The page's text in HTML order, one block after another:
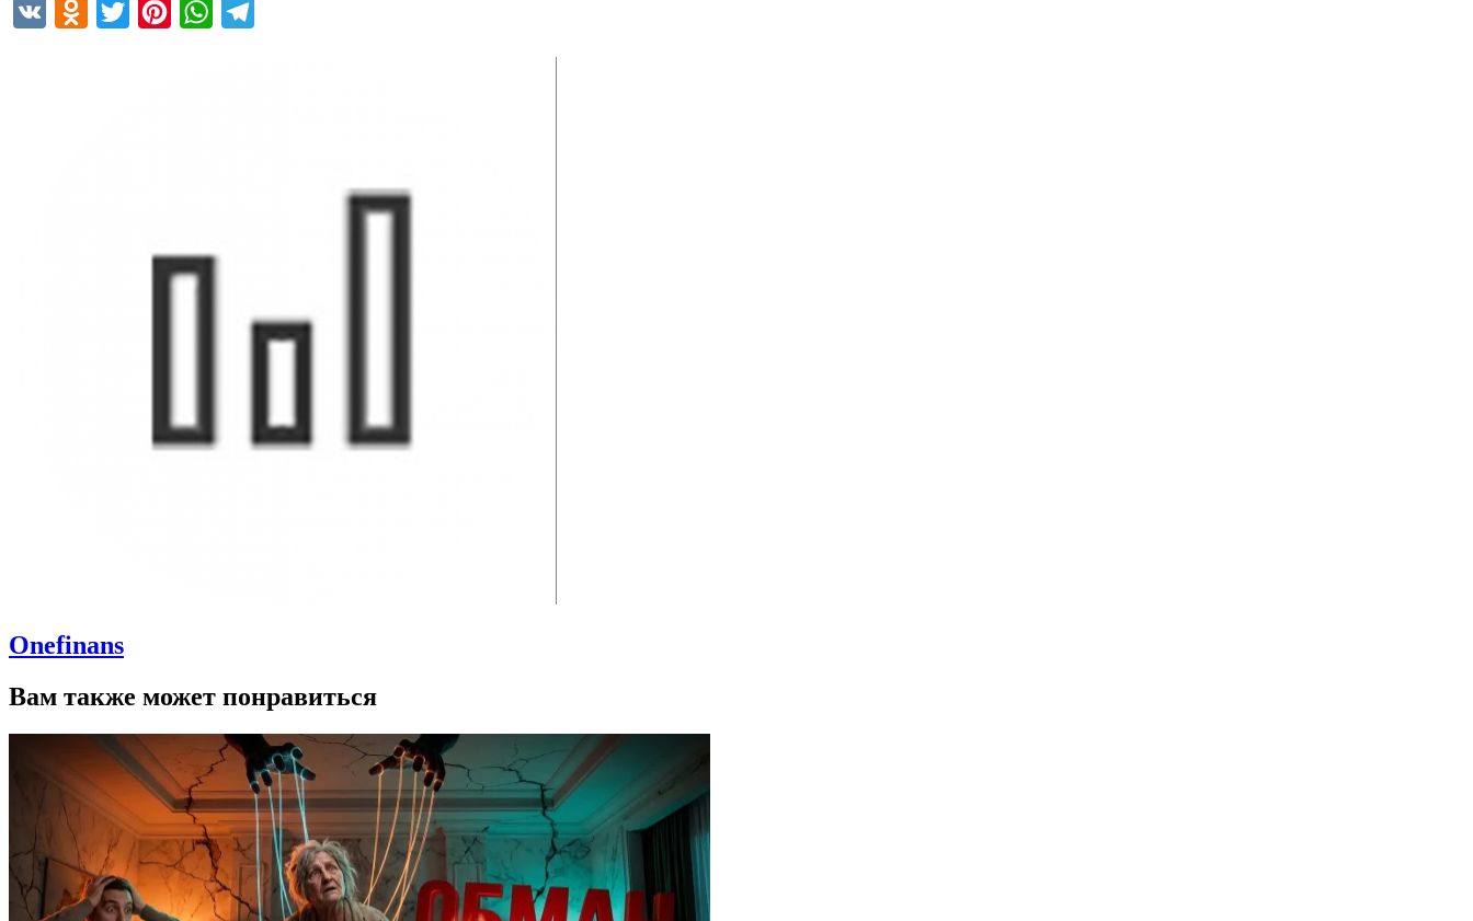
VK Odnoklassniki
Twitter PinterestWhatsApp
Onefinans
Вам также может понравиться